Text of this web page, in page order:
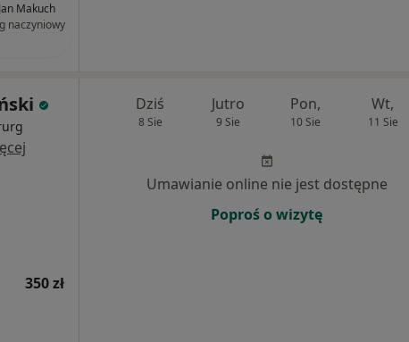
Makuch
naczyniowy
350 zł
Dziś
8 Sie
Jutro
9 Sie
Pon,
10 Sie
Wt,
11 Sie
Umawianie online nie jest dostępne
Poproś o wizytę